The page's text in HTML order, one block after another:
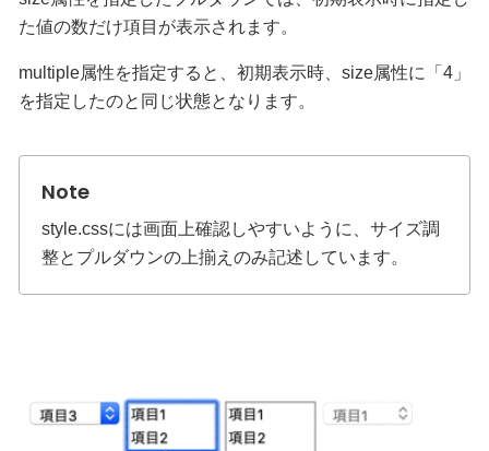
た値の数だけ項目が表示されます。
multiple属性を指定すると、初期表示時、size属性に「4」
を指定したのと同じ状態となります。
style.cssには画面上確認しやすいように、サイズ調
整とプルダウンの上揃えのみ記述しています。